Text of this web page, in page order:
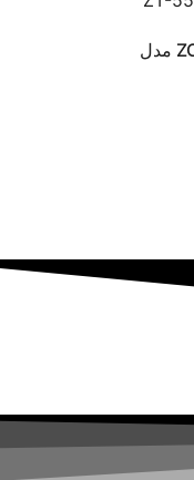
مولتی متر رومیزی زویی ZOYI مدل